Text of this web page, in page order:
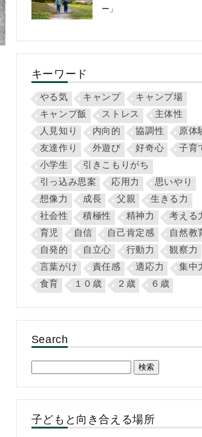
ー」
キーワード
やる気 キャンプ
キャンプ場
キャンプ飯
ストレス
主体性
人見知り
内向的 協調性
原体
友達作り
外遊び 好奇心
子育
小学生
引きこもりがち
引っ込み思案
応用力
思いやり
想像力
成長 父親
生きる力
社会性
積極性 精神力
考える
育児
自信 自己肯定感
自然教
自発的
自立心 行動力
観察力
言葉がけ
責任感 適応力
集中
食育
１０歳 ２歳 ６歳
Search
子どもと向き合える場所